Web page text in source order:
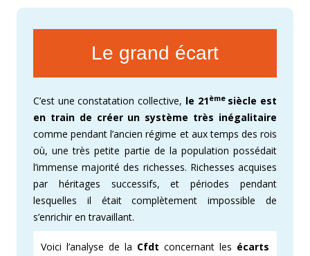
Le grand écart
C’est une constatation collective, le 21ème siècle est
en train de créer un système très inégalitaire
comme pendant l’ancien régime et aux temps des rois
où, une très petite partie de la population possédait
l’immense majorité des richesses. Richesses acquises
par héritages successifs, et périodes pendant
lesquelles il était complètement impossible de
s’enrichir en travaillant.
Voici l’analyse de la Cfdt concernant les écarts